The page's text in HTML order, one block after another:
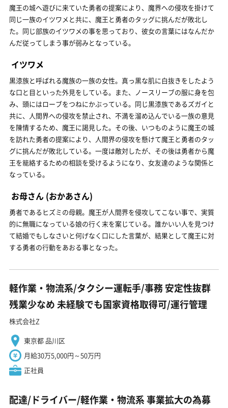
魔王の城へ遊びに来ていた勇者の提案により、魔界への侵攻を掛けて
同じ一族のイツワメと共に、魔王と勇者のタッグに挑んだが敗北し
た。同じ部族のイツワメの事を思っており、彼女の言葉にはなんだか
んだ従ってしまう事が弱みとなっている。
イツワメ
黒漆族と呼ばれる魔族の一族の女性。真っ黒な肌に白抜きをしたよう
な口と目といった外見をしている。また、ノースリーブの服に身を包
み、頭にはローブをつねにかぶっている。同じ黒漆族であるズガイと
共に、人間界への侵攻を禁止され、不満を溜め込んでいる一族の意見
を陳情するため、魔王に謁見した。その後、いつものように魔王の城
を訪れた勇者の提案により、人間界の侵攻を懸けて魔王と勇者のタッ
グに挑んだが敗北している。一度は敵対したが、その後は勇者から魔
王を籠絡するための相談を受けるようになり、女友達のような関係と
なっている。
お母さん (おかあさん)
勇者であるヒズミの母親。魔王が人間界を侵攻してこない事で、実質
的に無職になっている娘の行く末を案じている。誰かいい人を見つけ
て結婚でもしなさいと何げなく口にした言葉が、結果として魔王に対
する勇者の行動をあおる事となった。
軽作業・物流系/タクシー運転手/事務 安定性抜群
残業少なめ 未経験でも国家資格取得可/運行管理
株式会社Z
東京都 品川区
月給30万5,000円～50万円
正社員
配達/ドライバー/軽作業・物流系 事業拡大の為募